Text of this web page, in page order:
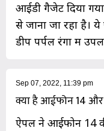
आईडी गैजेट दिया
से जाना जा रहा है।
डीप पर्पल रंगों में
Sep 07, 2022, 11:39 pm
क्या है आईफोन 14
ऐपल ने आईफोन 14